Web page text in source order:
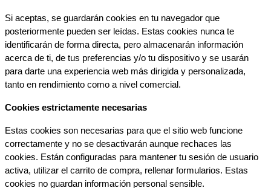
Si aceptas, se guardarán cookies en tu navegador que
posteriormente pueden ser leídas. Estas cookies nunca te
identificarán de forma directa, pero almacenarán información
acerca de ti, de tus preferencias y/o tu dispositivo y se usarán
para darte una experiencia web más dirigida y personalizada,
tanto en rendimiento como a nivel comercial.
Cookies estrictamente necesarias
Estas cookies son necesarias para que el sitio web funcione
correctamente y no se desactivarán aunque rechaces las
cookies. Están configuradas para mantener tu sesión de usuario
activa, utilizar el carrito de compra, rellenar formularios. Estas
cookies no guardan información personal sensible.